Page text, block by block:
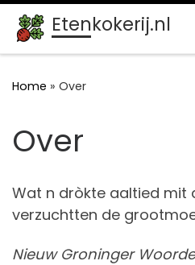
Ga naar inhoud
Etenkokerij.nl
Home » Over
Over
Wat n dròkte aaltied mit
verzuchtten de
Nieuw Groninger